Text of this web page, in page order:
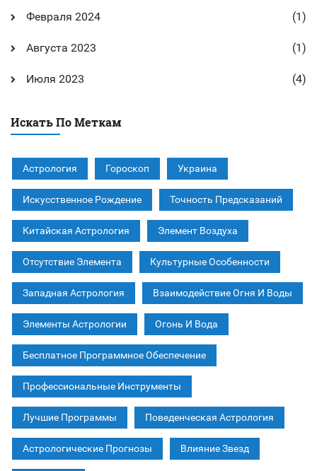
Февраля 2024 (1)
Августа 2023 (1)
Июля 2023 (4)
Искать По Меткам
Астрология Гороскоп Украина
Искусственное Рождение Точность Предсказаний
Китайская Астрология Элемент Воздуха
Отсутствие Элемента Культурные Особенности
Западная Астрология Взаимодействие Огня И Воды
Элементы Астрологии Огонь И Вода
Бесплатное Программное Обеспечение
Профессиональные Инструменты
Лучшие Программы Поведенческая Астрология
Астрологические Прогнозы Влияние Звезд